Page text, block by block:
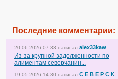
Последние комментарии:
20.06.2026 07:33 написал alex33kaw
Из-за крупной задолженности по
алиментам северчанин...
19.05.2026 14:30 написал С Е В Е Р С К